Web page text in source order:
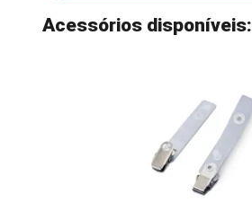
Acessórios disponíveis: